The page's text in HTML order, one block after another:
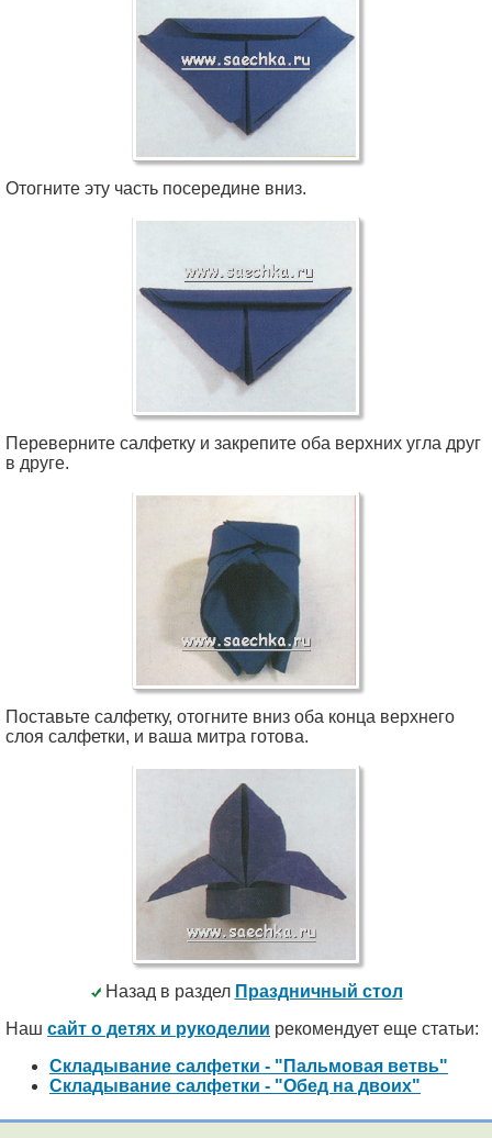
Отогните эту часть посередине вниз.
Переверните салфетку и закрепите оба верхних угла друг
в друге.
Поставьте салфетку, отогните вниз оба конца верхнего
слоя салфетки, и ваша митра готова.
Назад в раздел Праздничный стол
Наш сайт о детях и рукоделии рекомендует еще статьи:
Складывание салфетки - "Пальмовая ветвь"
Складывание салфетки - "Обед на двоих"